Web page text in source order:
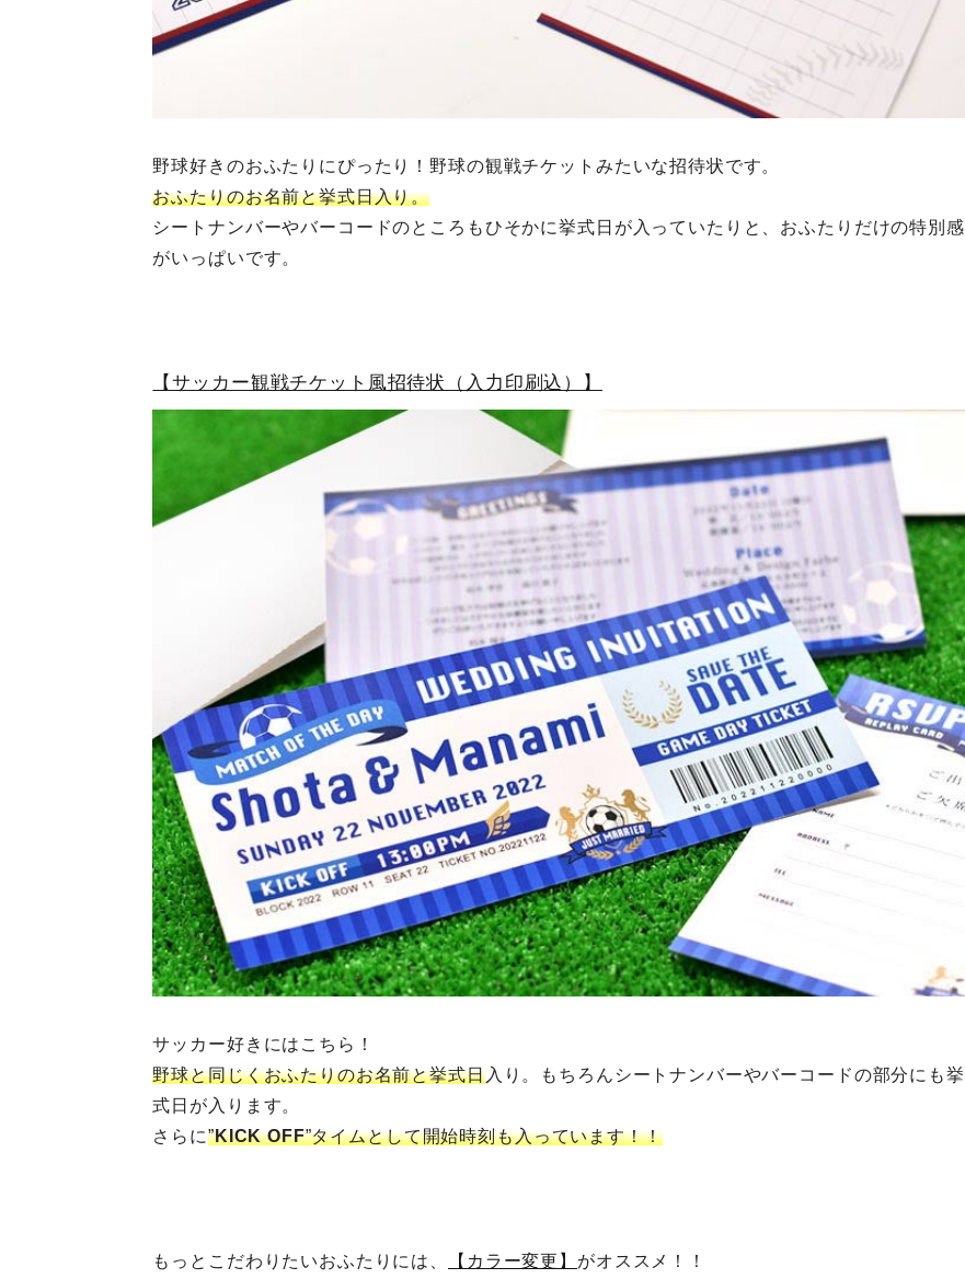
野球好きのおふたりにぴったり！野球の観戦チケットみたいな招待状です。
おふたりのお名前と挙式日入り。
シートナンバーやバーコードのところもひそかに挙式日が入っていたりと、おふたりだけの特別感
がいっぱいです。
【サッカー観戦チケット風招待状（入力印刷込）】
サッカー好きにはこちら！
野球と同じくおふたりのお名前と挙式日入り。もちろんシートナンバーやバーコードの部分にも挙
式日が入ります。
さらに”KICK OFF”タイムとして開始時刻も入っています！！
もっとこだわりたいおふたりには、 【カラー変更】 がオススメ！！